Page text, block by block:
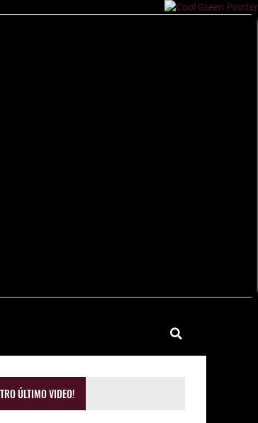
ÚLTIMO VIDEO!